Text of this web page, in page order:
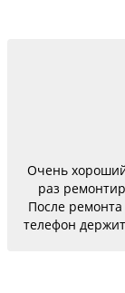
Очень
раз
После
телефон
сегодня